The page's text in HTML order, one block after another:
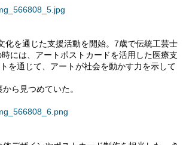
化を通じた支援活動を開始。7歳で伝統工芸士
には、アートポストカードを活用した医療支
を通じて、アートが社会を動かす力を示して
ら見つめていた。